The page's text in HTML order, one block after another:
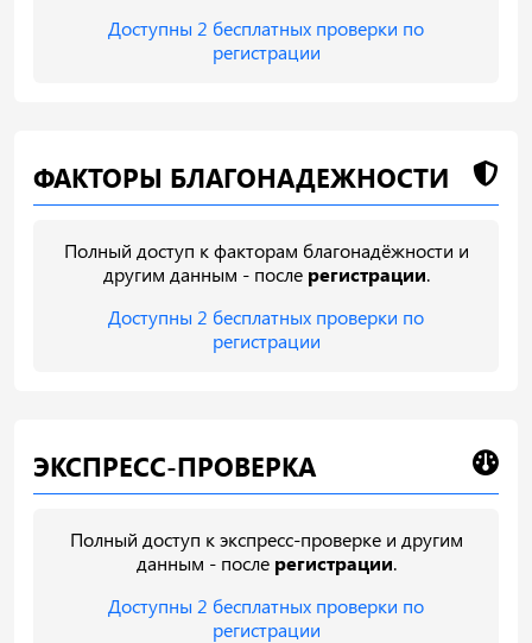
Доступны 2 бесплатных проверки по
регистрации
ФАКТОРЫ БЛАГОНАДЕЖНОСТИ
Полный доступ к факторам благонадёжности и
другим данным - после регистрации.
Доступны 2 бесплатных проверки по
регистрации
ЭКСПРЕСС-ПРОВЕРКА
Полный доступ к экспресс-проверке и другим
данным - после регистрации.
Доступны 2 бесплатных проверки по
регистрации